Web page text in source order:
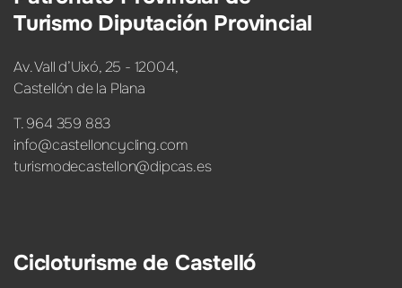
Turismo Diputación Provincial
Av. Vall d’Uixó, 25 - 12004,
Castellón de la Plana
T. 964 359 883
info@castelloncycling.com
turismodecastellon@dipcas.es
Cicloturisme de Castelló